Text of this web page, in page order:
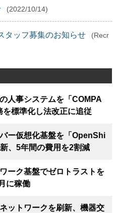
(2022/10/14)
タッフ募集のお知らせ
(Recr
人事システムを「COMPA
を標準化し法改正に追従
ー仮想化基盤を「OpenShi
、5年間の費用を2割減
ーク基盤でゼロトラストを
に稼働
ットワークを刷新、機器交